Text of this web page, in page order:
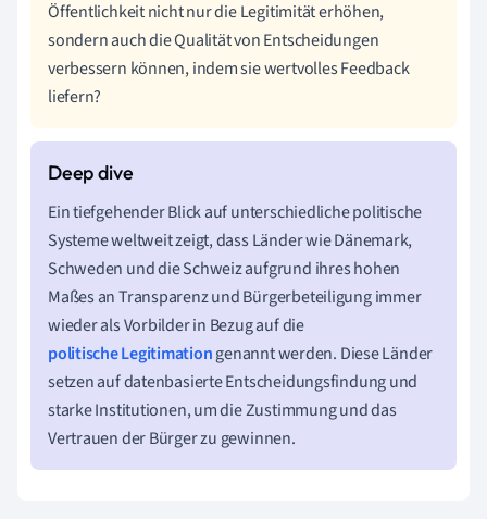
Öffentlichkeit nicht nur die Legitimität erhöhen,
sondern auch die Qualität von Entscheidungen
verbessern können, indem sie wertvolles Feedback
liefern?
Ein tiefgehender Blick auf unterschiedliche politische
Systeme weltweit zeigt, dass Länder wie Dänemark,
Schweden und die Schweiz aufgrund ihres hohen
Maßes an Transparenz und Bürgerbeteiligung immer
wieder als Vorbilder in Bezug auf die
politische Legitimationgenannt werden. Diese Länder
setzen auf datenbasierte Entscheidungsfindung und
starke Institutionen, um die Zustimmung und das
Vertrauen der Bürger zu gewinnen.